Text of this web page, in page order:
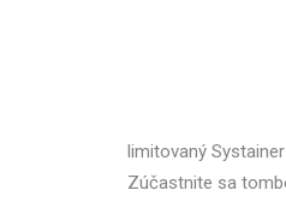
limitovaný
Zúčastnite sa